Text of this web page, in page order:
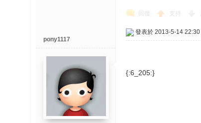
回復 支持
pony1117
發表於 2013-5-14 22:30
{:6_205:}